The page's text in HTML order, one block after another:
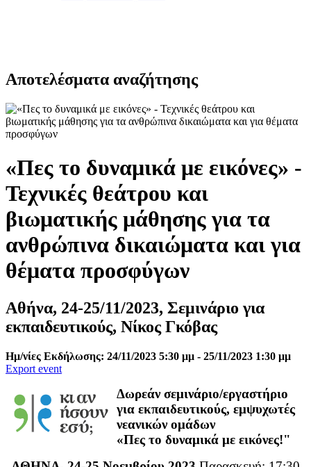
Αποτελέσματα αναζήτησης
«Πες το δυναμικά με εικόνες» -
Τεχνικές θεάτρου και
βιωματικής μάθησης για τα
ανθρώπινα δικαιώματα και για
θέματα προσφύγων
Αθήνα, 24-25/11/2023, Σεμινάριο για
εκπαιδευτικούς, Νίκος Γκόβας
Ημ/νίες Εκδήλωσης: 24/11/2023 5:30 μμ - 25/11/2023 1:30 μμ
Export event
Δωρεάν σεμινάριο/εργαστήριο
για εκπαιδευτικούς, εμψυχωτές
νεανικών ομάδων
«Πες το δυναμικά με εικόνες!"